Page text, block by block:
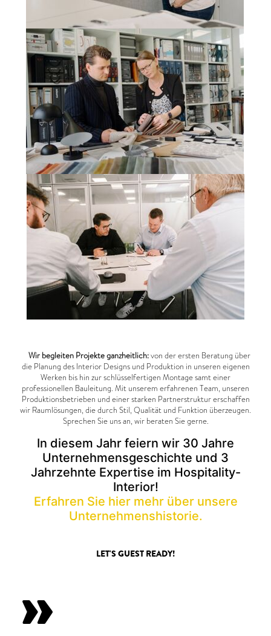
Wir begleiten Projekte ganzheitlich:von der ersten Beratung über
die Planung des Interior Designs und Produktion in unseren eigenen
Werken bis hin zur schlüsselfertigen Montage samt einer
professionellen Bauleitung. Mit unserem erfahrenen Team, unseren
Produktionsbetrieben und einer starken Partnerstruktur erschaffen
wir Raumlösungen, die durch Stil, Qualität und Funktion überzeugen.
Sprechen Sie uns an, wir beraten Sie gerne.
In diesem Jahr feiern wir 30 Jahre
Unternehmensgeschichte und 3
Jahrzehnte Expertise im Hospitality-
Interior!
Erfahren Sie hier mehr über unsere
Unternehmenshistorie.
LET'S GUEST READY!